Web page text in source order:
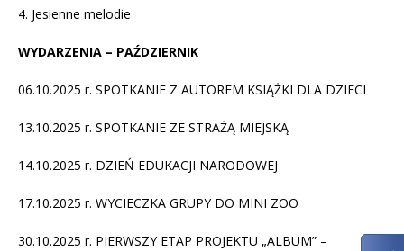
4. Jesienne melodie
WYDARZENIA – PAŹDZIERNIK
06.10.2025 r. SPOTKANIE Z AUTOREM KSIĄŻKI DLA DZIECI
13.10.2025 r. SPOTKANIE ZE STRAŻĄ MIEJSKĄ
14.10.2025 r. DZIEŃ EDUKACJI NARODOWEJ
17.10.2025 r. WYCIECZKA GRUPY DO MINI ZOO
30.10.2025 r. PIERWSZY ETAP PROJEKTU „ALBUM” –